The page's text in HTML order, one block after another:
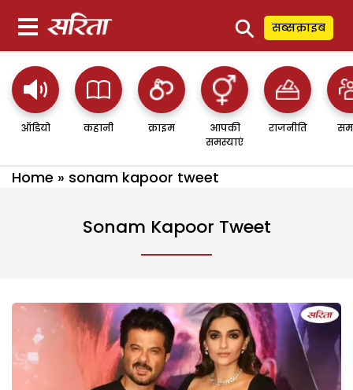
⚲ सब्सक्राइब
ऑडियो कहानी क्राइम
आपकी
समस्याएं
राजनीति
Home » sonam kapoor tweet
Sonam Kapoor Tweet